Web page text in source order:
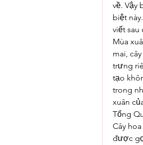
về. Vậy
biệt
viết sau
Mùa
mai,
trưng
tạo
trong
xuân
Tổng
Cây
được